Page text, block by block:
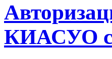
КИАСУО с